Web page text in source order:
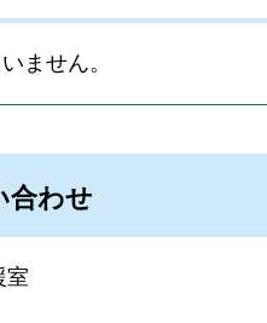
ません。
合わせ
室